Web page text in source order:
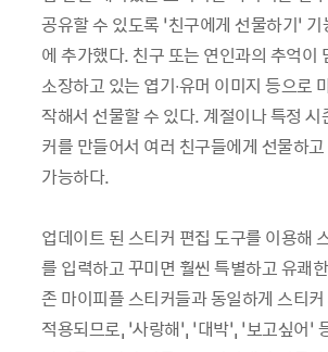
공유할 수 있도록 ‘친구에게 선물하기’
에 추가했다. 친구 또는 연인과의 추억이
소장하고 있는 엽기∙유머 이미지 등으로
작해서 선물할 수 있다. 계절이나 특정 시
커를 만들어서 여러 친구들에게 선물하
가능하다.
업데이트 된 스티커 편집 도구를 이용해
를 입력하고 꾸미면 훨씬 특별하고 유쾌
존 마이피플 스티커들과 동일하게 스티
적용되므로, ‘사랑해’, ‘대박’, ‘보고싶어’